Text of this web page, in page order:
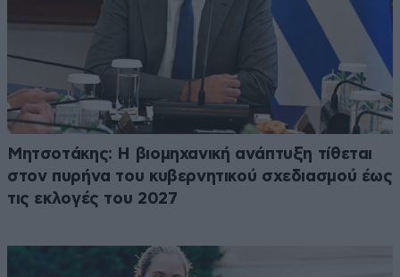
Μητσοτάκης: Η βιομηχανική ανάπτυξη τίθεται
στον πυρήνα του κυβερνητικού σχεδιασμού έως
τις εκλογές του 2027